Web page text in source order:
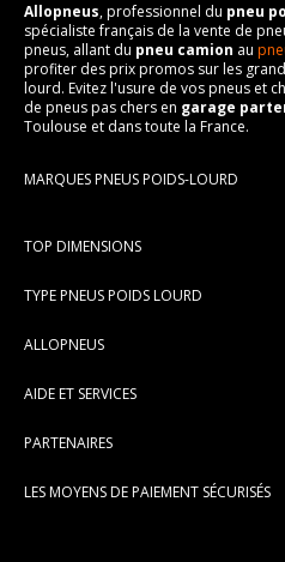
Allopneus, professionnel du pneu
spécialiste français de la vente de
pneus, allant du pneu camion au
profiter des prix promos sur les
lourd. Evitez l'usure de vos pneus et
de pneus pas chers en garage
Toulouse et dans toute la France.
MARQUES PNEUS POIDS-LOURD
Pneus Goodyear
Pneus Dunlop
Pneus Anteo
Voir toutes les marques pneus poids-
TOP DIMENSIONS
315/80R22.5
245/70R17.5
215/75R17.5
TYPE PNEUS POIDS LOURD
Pneus longue distance
ALLOPNEUS
Espace Presse
AIDE ET SERVICES
Livraisons standard / express
PARTENAIRES
LES MOYENS DE PAIEMENT SÉCURISÉS